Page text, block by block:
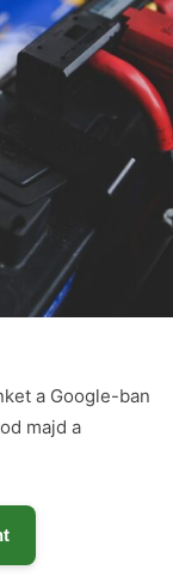
a Google-ban
majd a